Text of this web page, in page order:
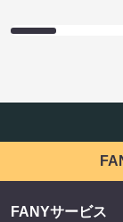
FANYサービス